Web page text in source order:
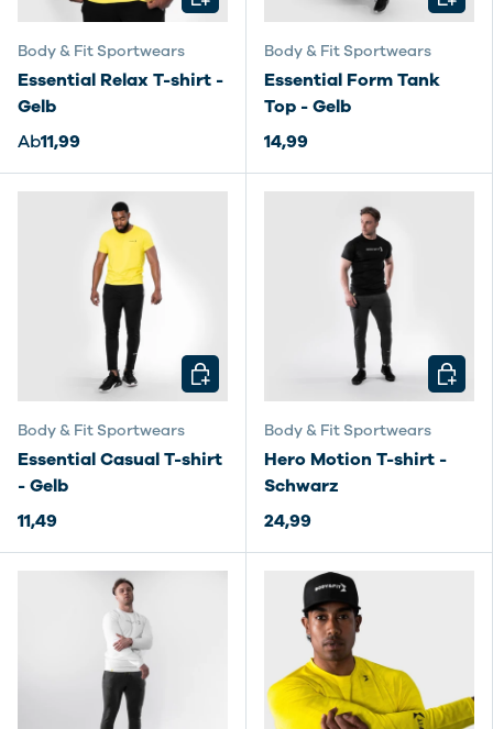
Body & Fit Sportwears
Essential Relax T-shirt -
Gelb
Ab11,99
Body & Fit Sportwears
Essential Form Tank
Top - Gelb
14,99
Body & Fit Sportwears
Essential Casual T-shirt
- Gelb
11,49
OPTIONEN AUSWÄHLEN
Body & Fit Sportwears
Hero Motion T-shirt -
Schwarz
24,99